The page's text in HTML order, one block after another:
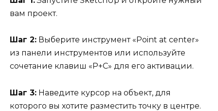
вам проект.
Шаг 2: Выберите инструмент «Point at center»
из панели инструментов или используйте
сочетание клавиш «P+C» для его активации.
Шаг 3: Наведите курсор на объект, для
которого вы хотите разместить точку в центре.